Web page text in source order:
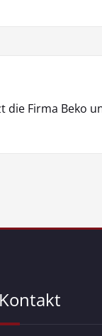
die Firma Beko
Kontakt